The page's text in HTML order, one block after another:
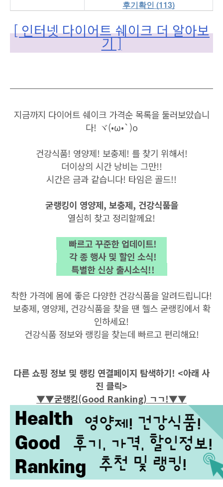
후기확인 (113)
[ 인터넷 다이어트 쉐이크 더 알아보
기 ]
지금까지 다이어트 쉐이크 가격순 목록을 둘러보았습니
다! ヾ(•ω•`)o
건강식품! 영양제! 보충제! 를 찾기 위해서!
더이상의 시간 낭비는 그만!!
시간은 금과 같습니다! 타임은 골드!!
굳랭킹이 영양제, 보충제, 건강식품을
열심히 찾고 정리할께요!
빠르고 꾸준한 업데이트!
각 종 행사 및 할인 소식!
특별한 신상 출시소식!!
착한 가격에 몸에 좋은 다양한 건강식품을 알려드립니다!
보충제, 영양제, 건강식품을 찾을 땐 헬스 굳랭킹에서 확
인하세요!
건강식품 정보와 랭킹을 찾는데 빠르고 편리해요!
다른 쇼핑 정보 및 랭킹 연결페이지 탐색하기! <아래 사
진 클릭>
▼▼굳랭킹(Good Ranking) ㄱㄱ!▼▼